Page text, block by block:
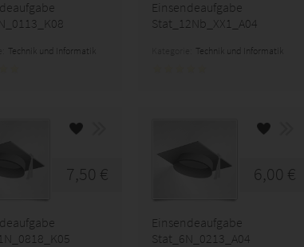
Technik und Informatik
Einsendeaufgabe
Stat_12Nb_XX1_A04
Technik und Informatik
7,50 € 6,00 €
Einsendeaufgabe
Stat_6N_0213_A04